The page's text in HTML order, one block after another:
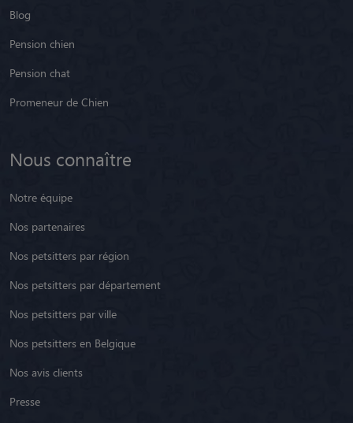
Blog
Pension chien
Pension chat
Promeneur de Chien
Nous connaître
Notre équipe
Nos partenaires
Nos petsitters par région
Nos petsitters par département
Nos petsitters par ville
Nos petsitters en Belgique
Nos avis clients
Presse